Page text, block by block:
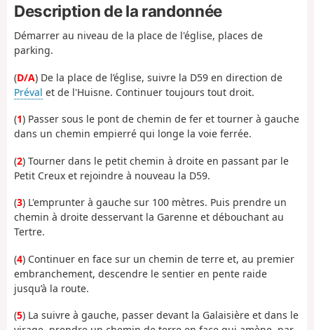
Description de la randonnée
Démarrer au niveau de la place de l'église, places de
parking.
(D/A) De la place de l’église, suivre la D59 en direction de
Préval et de l'Huisne. Continuer toujours tout droit.
(1) Passer sous le pont de chemin de fer et tourner à gauche
dans un chemin empierré qui longe la voie ferrée.
(2) Tourner dans le petit chemin à droite en passant par le
Petit Creux et rejoindre à nouveau la D59.
(3) L'emprunter à gauche sur 100 mètres. Puis prendre un
chemin à droite desservant la Garenne et débouchant au
Tertre.
(4) Continuer en face sur un chemin de terre et, au premier
embranchement, descendre le sentier en pente raide
jusqu’à la route.
(5) La suivre à gauche, passer devant la Galaisière et dans le